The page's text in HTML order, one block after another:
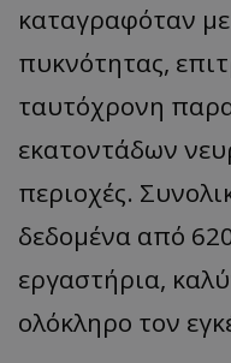
καταγραφόταν
πυκνότητας,
ταυτόχρονη
εκατοντάδων
περιοχές.
δεδομένα από
εργαστήρια,
ολόκληρο τον